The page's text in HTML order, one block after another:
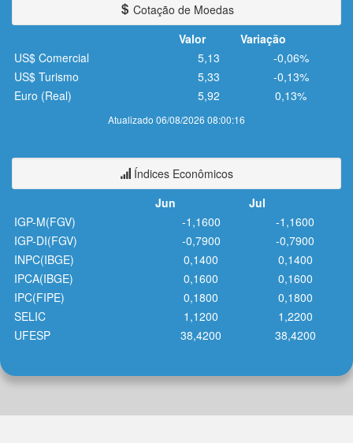
Cotação de Moedas
Valor
Variação
Atualizado 06/08/2026 08:00:16
US$ Comercial 5,13
-0,06%
US$ Turismo
5,33
-0,13%
Euro (Real)
5,92 0,13%
Índices Econômicos
Jun
Jul
IGP-M(FGV)
-1,1600
-1,1600
IGP-DI(FGV)
-0,7900
-0,7900
INPC(IBGE)
0,1400
0,1400
IPCA(IBGE)
0,1600
0,1600
IPC(FIPE)
0,1800
0,1800
SELIC
1,1200
1,2200
UFESP
38,4200 38,4200